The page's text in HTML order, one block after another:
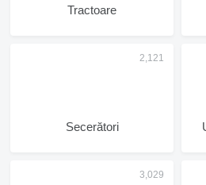
Tractoare
Secerători